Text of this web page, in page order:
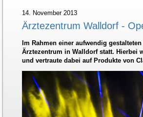
14. November 2013
Ärztezentrum Walldorf -
Im Rahmen einer aufwendig
Ärztezentrum in Walldorf statt. Hierbei
und vertraute dabei auf Produkte von